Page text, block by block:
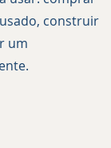
construir
um